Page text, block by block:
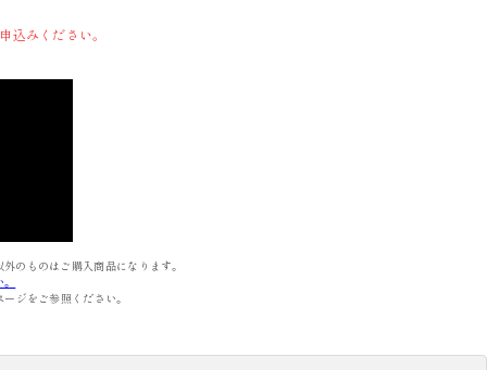
込みください。
のものはご購入商品になります。
ジをご参照ください。